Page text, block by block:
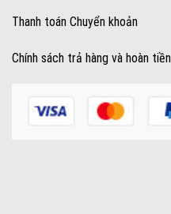
Thanh toán Chuyển khoản
Chính sách trả hàng và hoàn tiền